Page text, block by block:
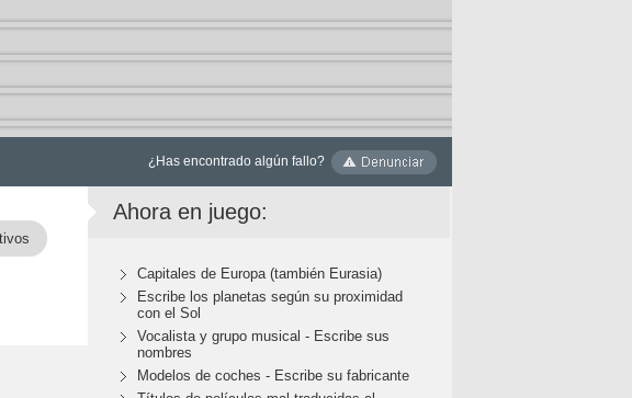
¿Has encontrado algún fallo?
Ahora en juego:
Capitales de Europa (también Eurasia)
Escribe los planetas según su proximidad
con el Sol
Vocalista y grupo musical - Escribe sus
nombres
Modelos de coches - Escribe su fabricante